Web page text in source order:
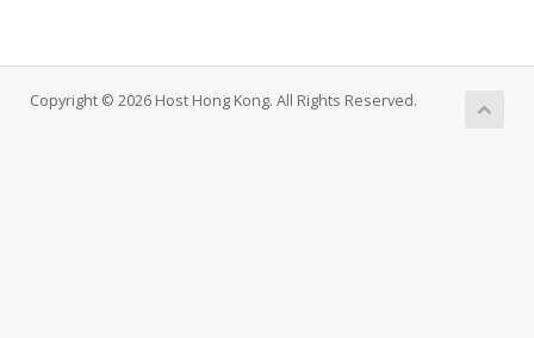
Copyright © 2026 Host Hong Kong. All Rights Reserved.